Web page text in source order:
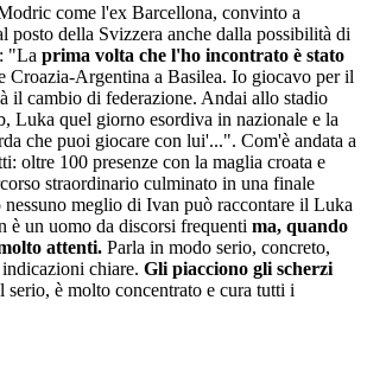
come l'ex Barcellona, convinto a
posto della Svizzera anche dalla possibilità di
"La prima volta che l'ho incontrato è stato
Croazia-Argentina a Basilea. Io giocavo per il
il cambio di federazione. Andai allo stadio
Luka quel giorno esordiva in nazionale e la
che puoi giocare con lui'...". Com'è andata a
oltre 100 presenze con la maglia croata e
straordinario culminato in una finale
nessuno meglio di Ivan può raccontare il Luka
è un uomo da discorsi frequenti ma, quando
attenti. Parla in modo serio, concreto,
chiare. Gli piacciono gli scherzi
serio, è molto concentrato e cura tutti i